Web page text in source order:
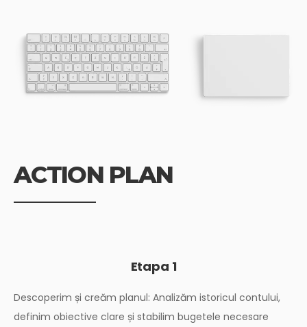
ACTIONPLAN
Etapa 1
Descoperim și creăm planul: Analizăm istoricul contului,
definim obiective clare și stabilim bugetele necesare